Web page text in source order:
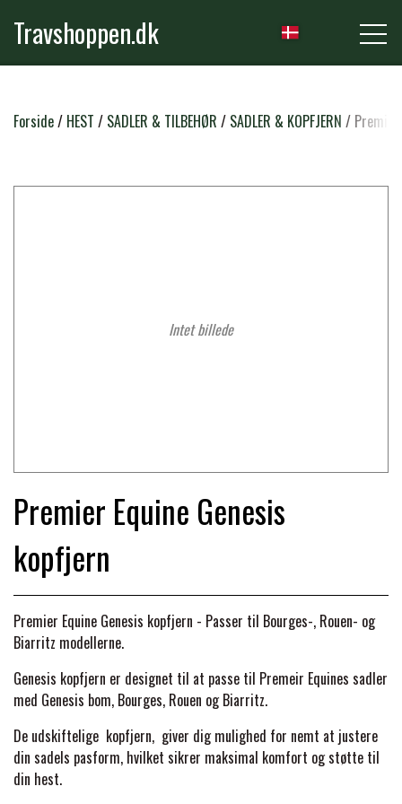
Travshoppen.dk
NYHEDER
HEST
BANDAGER & BENBESKYTTELSE
TILSKUD & VITAMINER
LONGERING
PONY & SHETTY
RIDEBUKSER & LEGGINS
SKO & STØVLER
HJELME
SIKKERHEDSVESTE
HANDSKER
PLEJE & STALD
SÅRPLEJE & STALDAPOTEK
HOVPLEJE
LÆDER & UDSTYRSPLEJE
KLIPPEMASKINER & STØVSUGERE
SEJRSDÆKKENER
TRAVUDSTYR MED NAVN
GRIMER & TRÆKTOV
HOVEDLAG & TILBEHØR
GAMSCHER & BANDAGER
KRAFFT FODER
PREMIER EQUINE REGN - &
OVERGANGSDÆKKEN
PREMIER EQUINE VINTERDÆKKEN
PREMIER EQUINE STALDDÆKKEN
OUTLET
BRANDS
ANIMALINTEX®
Forside HEST SADLER & TILBEHØR SADLER & KOPFJERN
Intet billede
Premier Equine Genesis
kopfjern
Premier Equine Genesis kopfjern - Passer til Bourges-, Rouen- og
Biarritz modellerne.
Genesis kopfjern er designet til at passe til Premeir Equines sadler
med Genesis bom, Bourges, Rouen og Biarritz.
De udskiftelige kopfjern, giver dig mulighed for nemt at justere
din sadels pasform, hvilket sikrer maksimal komfort og støtte til
din hest.